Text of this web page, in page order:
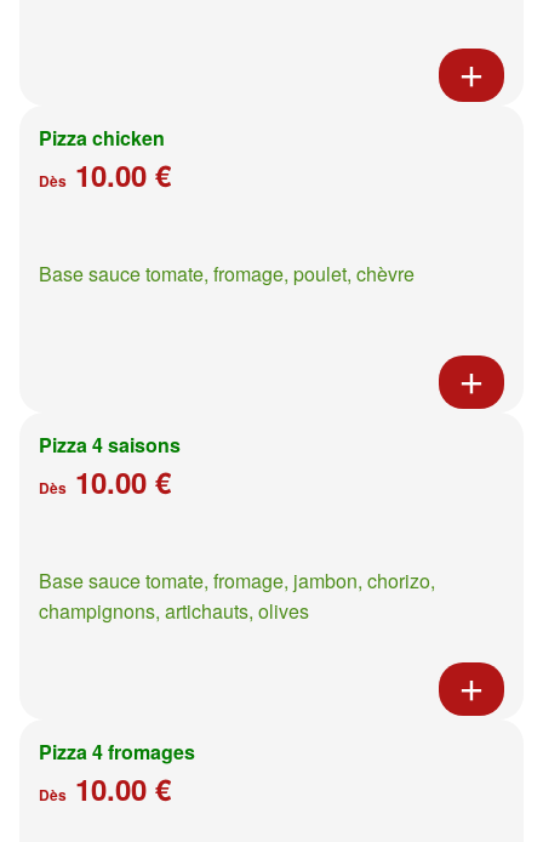
Pizza chicken
Dès 10.00 €
Base sauce tomate, fromage, poulet, chèvre
Pizza 4 saisons
Dès 10.00 €
Base sauce tomate, fromage, jambon, chorizo,
champignons, artichauts, olives
Pizza 4 fromages
Dès 10.00 €